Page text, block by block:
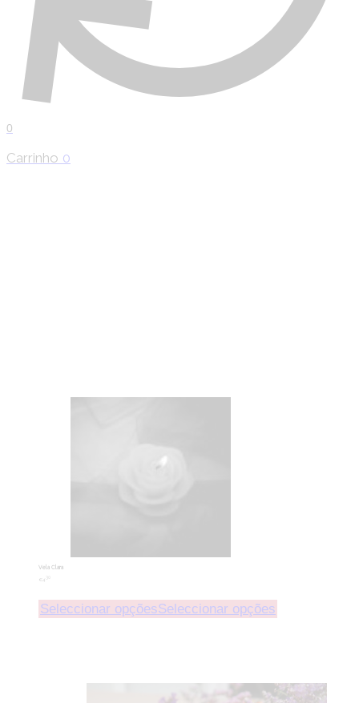
0
Carrinho 0
Vela Clara
€ 4
Seleccionar opçõesSeleccionar opções